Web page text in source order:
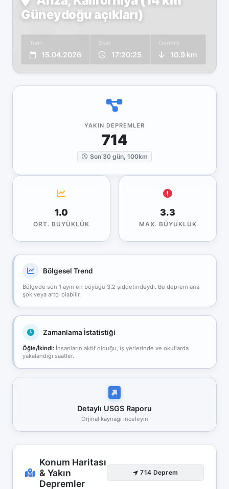
Güneydoğu açıkları)
Tarih
15.04.2026
Saat
17:20:25
Derinlik
10.9 km
YAKIN DEPREMLER
714
Son 30 gün, 100km
1.0
ORT. BÜYÜKLÜK
3.3
MAX. BÜYÜKLÜK
Bölgesel Trend
Bölgede son 1 ayın en büyüğü 3.2 şiddetindeydi. Bu deprem ana
şok veya artçı olabilir.
Zamanlama İstatistiği
Öğle/İkindi: İnsanların aktif olduğu, iş yerlerinde ve okullarda
yakalandığı saatler.
Detaylı USGS Raporu
Orjinal kaynağı inceleyin
Konum Haritası
& Yakın
Depremler
714 Deprem